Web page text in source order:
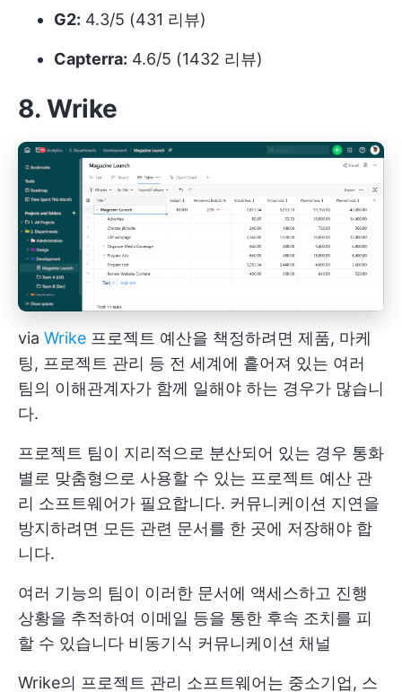
G2: 4.3/5 (431 리뷰)
Capterra: 4.6/5 (1432 리뷰)
8. Wrike
via Wrike 프로젝트 예산을 책정하려면 제품, 마케
팅, 프로젝트 관리 등 전 세계에 흩어져 있는 여러
팀의 이해관계자가 함께 일해야 하는 경우가 많습니
다.
프로젝트 팀이 지리적으로 분산되어 있는 경우 통화
별로 맞춤형으로 사용할 수 있는 프로젝트 예산 관
리 소프트웨어가 필요합니다. 커뮤니케이션 지연을
방지하려면 모든 관련 문서를 한 곳에 저장해야 합
니다.
여러 기능의 팀이 이러한 문서에 액세스하고 진행
상황을 추적하여 이메일 등을 통한 후속 조치를 피
할 수 있습니다 비동기식 커뮤니케이션 채널
Wrike의 프로젝트 관리 소프트웨어는 중소기업, 스